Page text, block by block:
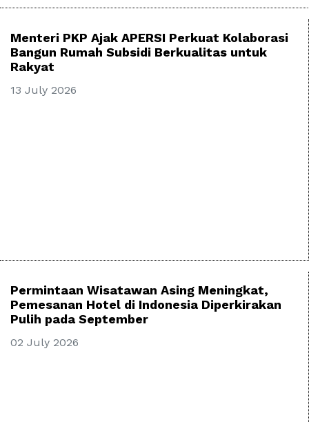
Menteri PKP Ajak APERSI Perkuat Kolaborasi
Bangun Rumah Subsidi Berkualitas untuk
Rakyat
13 July 2026
Permintaan Wisatawan Asing Meningkat,
Pemesanan Hotel di Indonesia Diperkirakan
Pulih pada September
02 July 2026